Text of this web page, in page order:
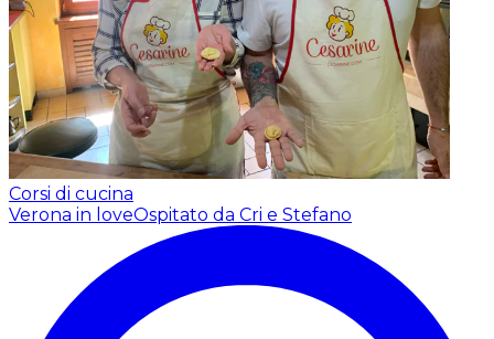
Corsi di cucina
Verona in loveOspitato da Cri e Stefano